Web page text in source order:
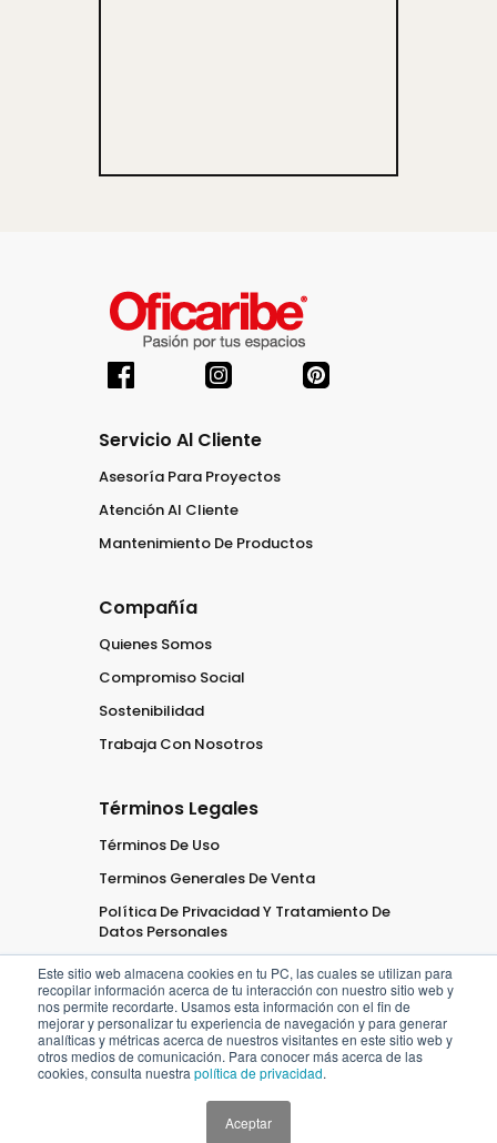
Este sitio web almacena cookies en tu PC, las cuales se utilizan para
recopilar información acerca de tu interacción con nuestro sitio web y
nos permite recordarte. Usamos esta información con el fin de
mejorar y personalizar tu experiencia de navegación y para generar
analíticas y métricas acerca de nuestros visitantes en este sitio web y
otros medios de comunicación. Para conocer más acerca de las
cookies, consulta nuestra política de privacidad.
Aceptar
Servicio Al Cliente
Asesoría Para Proyectos
Atención Al Cliente
Mantenimiento De Productos
Compañía
Quienes Somos
Compromiso Social
Sostenibilidad
Trabaja Con Nosotros
Términos Legales
Términos De Uso
Terminos Generales De Venta
Política De Privacidad Y Tratamiento De
Datos Personales
2026OficaribeTodos los
derechosReservados